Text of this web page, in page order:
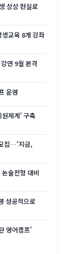
상상 현실로
교육 8개 강좌
연 9월 본격
운영
체계' 구축
집…'지금,
술전형 대비
성공적으로
영어캠프'